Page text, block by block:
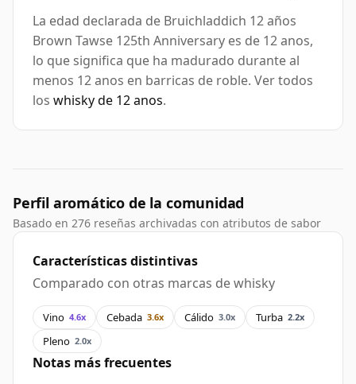
La edad declarada de Bruichladdich 12 años
Brown Tawse 125th Anniversary es de 12 anos,
lo que significa que ha madurado durante al
menos 12 anos en barricas de roble. Ver todos
los whisky de 12 anos.
Perfil aromático de la comunidad
Basado en 276 reseñas archivadas con atributos de sabor
Características distintivas
Comparado con otras marcas de whisky
Vino 4.6x Cebada 3.6x Cálido 3.0x Turba 2.2x
Pleno 2.0x
Notas más frecuentes